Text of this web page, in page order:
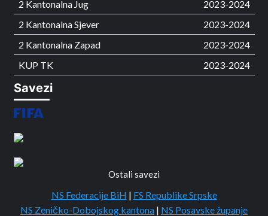
2 Kantonalna Jug
2023-2024
2 Kantonalna Sjever
2023-2024
2 Kantonalna Zapad
2023-2024
KUP TK
2023-2024
Savezi
Ostali savezi
NS Federacije BiH | FS Republike Srpske
NS Zeničko-Dobojskog kantona | NS Posavske županje